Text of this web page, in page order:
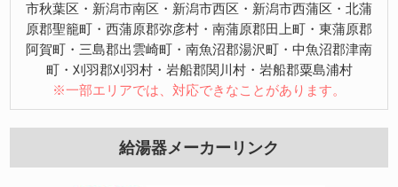
市秋葉区・新潟市南区・新潟市西区・新潟市西蒲区・北蒲
原郡聖籠町・西蒲原郡弥彦村・南蒲原郡田上町・東蒲原郡
阿賀町・三島郡出雲崎町・南魚沼郡湯沢町・中魚沼郡津南
町・刈羽郡刈羽村・岩船郡関川村・岩船郡粟島浦村
※一部エリアでは、対応できなことがあります。
給湯器メーカーリンク